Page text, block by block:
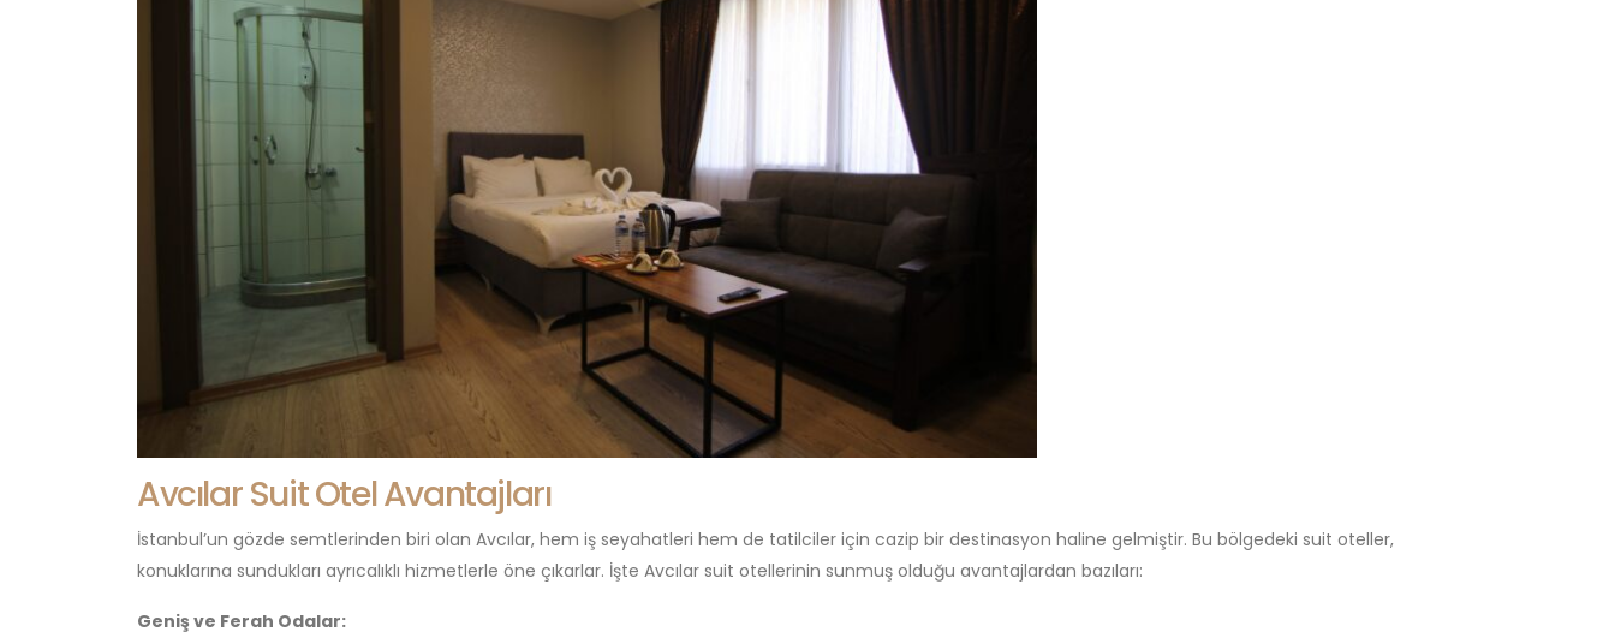
Avcılar Suit Otel Avantajları
İstanbul’un gözde semtlerinden biri olan Avcılar, hem iş seyahatleri hem de tatilciler için cazip bir destinasyon haline gelmiştir. Bu bölgedeki suit oteller,
konuklarına sundukları ayrıcalıklı hizmetlerle öne çıkarlar. İşte Avcılar suit otellerinin sunmuş olduğu avantajlardan bazıları:
Geniş ve Ferah Odalar: